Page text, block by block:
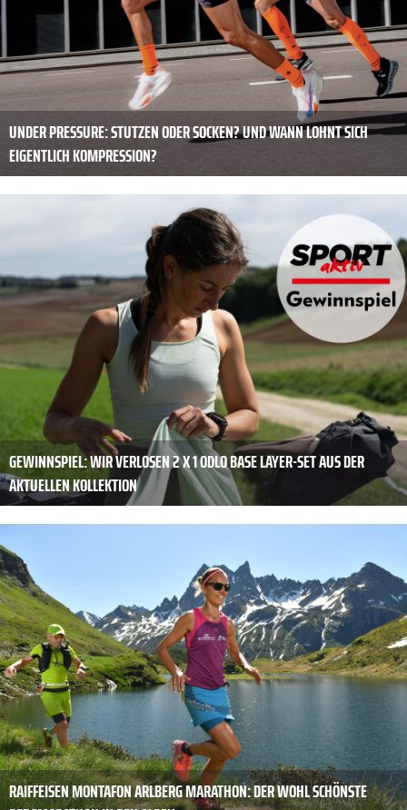
UNDER PRESSURE: STUTZEN ODER SOCKEN? UND WANN LOHNT SICH
EIGENTLICH KOMPRESSION?
GEWINNSPIEL: WIR VERLOSEN 2 X 1 ODLO BASE LAYER-SET AUS DER
AKTUELLEN KOLLEKTION
RAIFFEISEN MONTAFON ARLBERG MARATHON: DER WOHL SCHÖNSTE